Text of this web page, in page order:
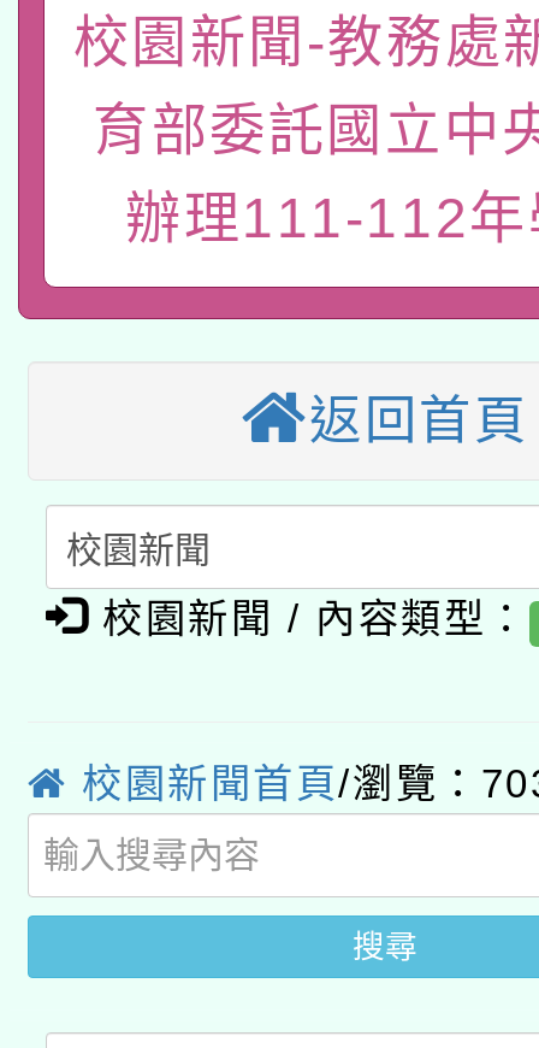
國立臺灣師範大學辦理
年度健康促進學校輔導
業成長研習」實施計畫
函轉國家教育研究院中
原住民族教育政策研討
族教育國際趨勢與發展
新北市政府教育局辦理
師專業成長研習實施
方素養工作坊新北場」
函轉國立臺灣師範大學
族語言臺北學習中心
「族語學習班」招生簡
轉知有關國立成功大學
年度COVID-19疫苗接
接種對象擴大為「滿6
接種之民眾」措施，延
月28日止
轉知經濟部水利署委託
業技術研究院辦理「
動」
115年8月22日(星期六
桃園市孔廟祈福系列
開 智慧啟航」
2026年桃園地景藝術
「2026桃園藝術巡演
關事宜
轉知教育部國民及學前
國立臺灣師範大學辦
業成長研習」實施計畫
函轉國家教育研究院中
族教育國際趨勢與發展
新北市政府教育局辦理
師專業成長研習實施計
方素養工作坊新北場」
族語言臺北學習中心
「族語學習班」招生簡
轉知有關國立成功大學
文教學共融平台-教案
教育部國民及學前教育
年度COVID-19疫苗接
校園新聞-教務處
育部委託國立中
辦理111-112
返回首頁
校園新聞 / 內容類型：
校園新聞首頁/瀏覽：
搜尋